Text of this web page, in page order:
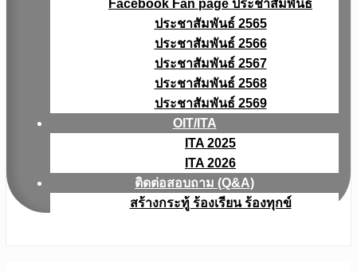
Facebook Fan page ประชาสัมพันธ์
ประชาสัมพันธ์ 2565
ประชาสัมพันธ์ 2566
ประชาสัมพันธ์ 2567
ประชาสัมพันธ์ 2568
ประชาสัมพันธ์ 2569
OIT/ITA
ITA 2025
ITA 2026
ติดต่อสอบถาม (Q&A)
สร้างกระทู้ ร้องเรียน ร้องทุกข์